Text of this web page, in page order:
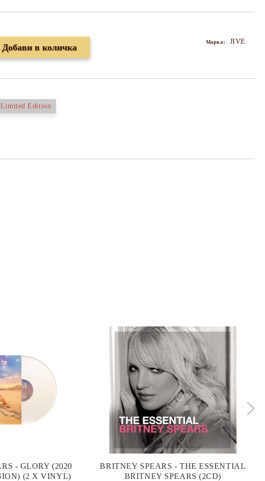
Марка: JIVE
Limited Edition
- GLORY (2020
(2 X VINYL)
BRITNEY SPEARS - THE ESSENTIAL
BRITNEY SPEARS (2CD)